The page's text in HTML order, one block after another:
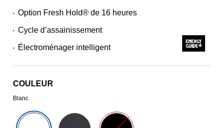
• Option Fresh Hold® de 16 heures
• Cycle d’assainissement
• Électroménager intelligent
COULEUR
Blanc